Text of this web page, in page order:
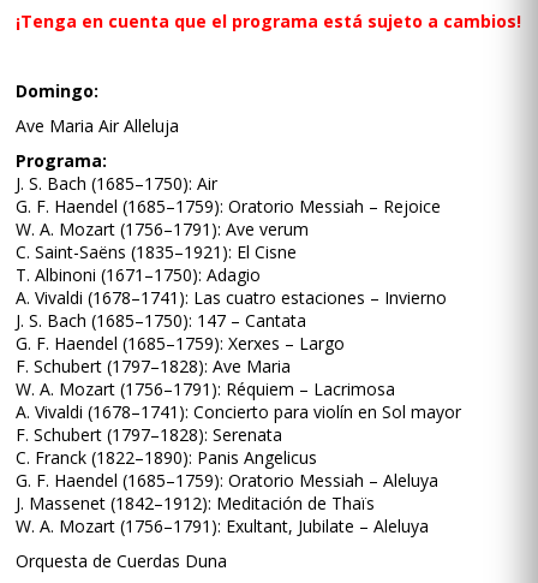
¡Tenga en cuenta que el programa está sujeto a cambios!
Domingo:
Ave Maria Air Alleluja
Programa:
J. S. Bach (1685–1750): Air
G. F. Haendel (1685–1759): Oratorio Messiah – Rejoice
W. A. Mozart (1756–1791): Ave verum
C. Saint-Saëns (1835–1921): El Cisne
T. Albinoni (1671–1750): Adagio
A. Vivaldi (1678–1741): Las cuatro estaciones – Invierno
J. S. Bach (1685–1750): 147 – Cantata
G. F. Haendel (1685–1759): Xerxes – Largo
F. Schubert (1797–1828): Ave Maria
W. A. Mozart (1756–1791): Réquiem – Lacrimosa
A. Vivaldi (1678–1741): Concierto para violín en Sol mayor
F. Schubert (1797–1828): Serenata
C. Franck (1822–1890): Panis Angelicus
G. F. Haendel (1685–1759): Oratorio Messiah – Aleluya
J. Massenet (1842–1912): Meditación de Thaïs
W. A. Mozart (1756–1791): Exultant, Jubilate – Aleluya
Orquesta de Cuerdas Duna